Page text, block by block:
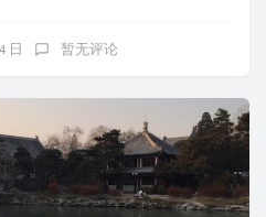
日 暂无评论